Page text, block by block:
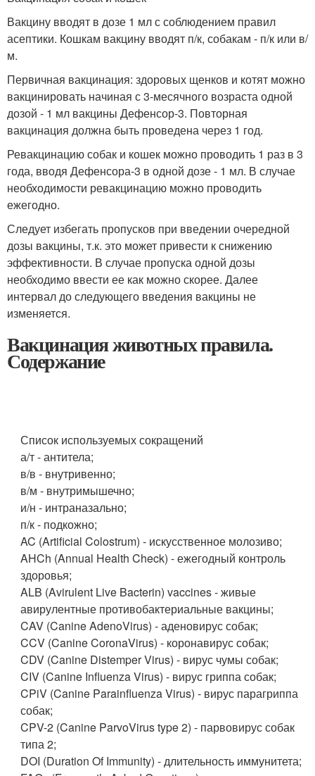
Вакцину вводят в дозе 1 мл с соблюдением правил
асептики. Кошкам вакцину вводят п/к, собакам - п/к или в/
м.
Первичная вакцинация: здоровых щенков и котят можно
вакцинировать начиная с 3-месячного возраста одной
дозой - 1 мл вакцины Дефенсор-3. Повторная
вакцинация должна быть проведена через 1 год.
Ревакцинацию собак и кошек можно проводить 1 раз в 3
года, вводя Дефенсора-3 в одной дозе - 1 мл. В случае
необходимости ревакцинацию можно проводить
ежегодно.
Следует избегать пропусков при введении очередной
дозы вакцины, т.к. это может привести к снижению
эффективности. В случае пропуска одной дозы
необходимо ввести ее как можно скорее. Далее
интервал до следующего введения вакцины не
изменяется.
Вакцинация животных правила.
Содержание
Список используемых сокращений
а/т - антитела;
в/в - внутривенно;
в/м - внутримышечно;
и/н - интраназально;
п/к - подкожно;
AC (Artificial Colostrum) - искусственное молозиво;
AHCh (Annual Health Check) - ежегодный контроль
здоровья;
ALB (Avirulent Live Bacterin) vaccines - живые
авирулентные противобактериальные вакцины;
CAV (Canine AdenoVirus) - аденовирус собак;
CCV (Canine CoronaVirus) - коронавирус собак;
CDV (Canine Distemper Virus) - вирус чумы собак;
CIV (Canine Influenza Virus) - вирус гриппа собак;
CPiV (Canine Parainfluenza Virus) - вирус парагриппа
собак;
CPV-2 (Canine ParvoVirus type 2) - парвовирус собак
типа 2;
DOI (Duration Of Immunity) - длительность иммунитета;